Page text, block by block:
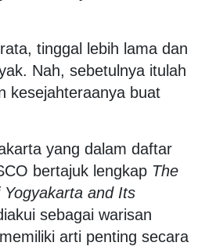
tinggal lebih lama dan
Nah, sebetulnya itulah
kesejahteraanya buat
yang dalam daftar
bertajuk lengkap The
Yogyakarta and Its
sebagai warisan
arti penting secara